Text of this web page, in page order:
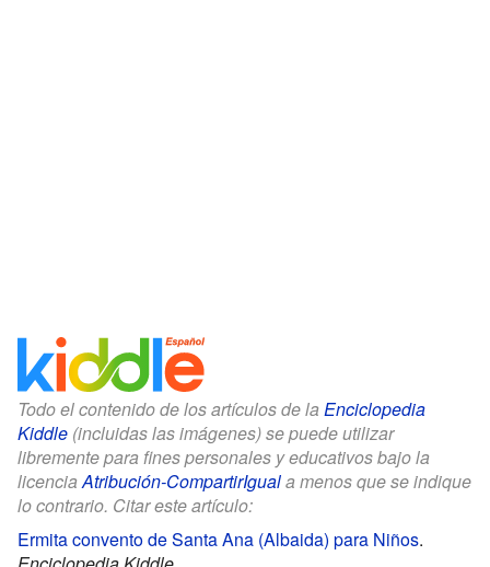
Todo el contenido de los artículos de la Enciclopedia
Kiddle (incluidas las imágenes) se puede utilizar
libremente para fines personales y educativos bajo la
licenciaAtribución-CompartirIguala menos que se indique
lo contrario. Citar este artículo:
Ermita convento de Santa Ana (Albaida) para Niños.